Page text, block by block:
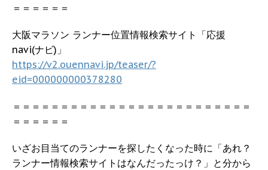
＝＝＝＝＝＝
大阪マラソン ランナー位置情報検索サイト「応援
navi(ナビ)」
https://v2.ouennavi.jp/teaser/?
eid=000000000378280
＝＝＝＝＝＝＝＝＝＝＝＝＝＝＝＝＝＝＝＝＝＝＝＝＝
＝＝＝＝＝＝
いざお目当てのランナーを探したくなった時に「あれ？
ランナー情報検索サイトはなんだったっけ？」と分から